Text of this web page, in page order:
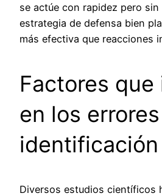
se actúe con rapidez pero
estrategia de defensa bien
más efectiva que reacciones
Factores
en los
identificación
Diversos estudios científicos